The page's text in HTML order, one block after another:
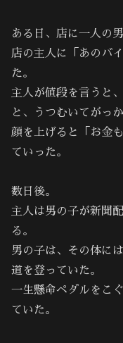
ある日、店に一人の
店の主人に「あのバ
た。
主人が値段を言うと
と、うつむいてがっ
顔を上げると「お金
ていった。
数日後。
主人は男の子が新聞
る。
男の子は、その体に
道を登っていた。
一生懸命ペダルをこ
ていた。